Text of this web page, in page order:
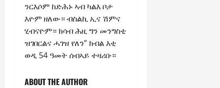
ንርእሶም ከድሕኑ ኣብ ካልእ ቦታ
እዮም ዘለው። ብስልኪ ኢና ሽምና
ሂብናዮም። ክሳብ ሕዚ ግን መንግስቲ
ዝገበርልና ሓገዝ የለን” ክብል እቲ
ወዲ 54 ዓመት ሰብኣይ ተዛሪቡ።
ABOUT THE AUTHOR